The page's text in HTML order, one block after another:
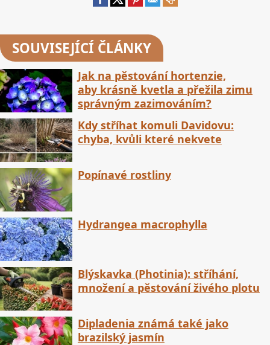
SOUVISEJÍCÍ ČLÁNKY
Jak na pěstování hortenzie,
aby krásně kvetla a přežila zimu
správným zazimováním?
Kdy stříhat komuli Davidovu:
chyba, kvůli které nekvete
Popínavé rostliny
Hydrangea macrophylla
Blýskavka (Photinia): stříhání,
množení a pěstování živého plotu
Dipladenia známá také jako
brazilský jasmín